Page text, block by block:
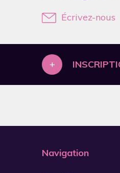
2021
2024
Écrivez-nous
+
Navigation